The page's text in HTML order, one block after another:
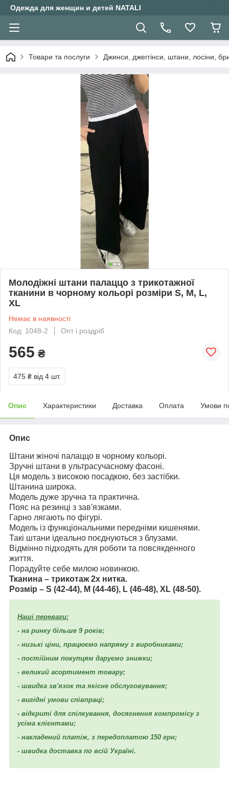
Одежда для женщин и детей NATALI
Товари та послуги Джинси, джеггінси, штани, лосіни,
Молодіжні штани палаццо з трикотажної
тканини в чорному кольорі розміри S, M, L,
XL
Немає в наявності
Код: 1048-2
Опт і роздріб
565 ₴
475 ₴ від 4 шт.
Опис Характеристики Доставка Оплата Умови
Опис
Штани жіночі палаццо в чорному кольорі.
Зручні штани в ультрасучасному фасоні.
Ця модель з високою посадкою, без застібки.
Штанина широка.
Модель дуже зручна та практична.
Пояс на резинці з зав'язками.
Гарно лягають по фігурі.
Модель із функціональними передніми кишенями.
Такі штани ідеально поєднуються з блузами.
Відмінно підходять для роботи та повсякденного
життя.
Порадуйте себе милою новинкою.
Тканина – трикотаж 2х нитка.
Розмір – S (42-44), M (44-46), L (46-48), XL (48-50).
Наші переваги:
- на ринку більше 9 років;
- низькі ціни, працюємо напряму з виробниками;
- постійним покупцям даруємо знижки;
- великий асортимент товару;
- швидка зв'язок та якісне обслуговування;
- вигідні умови співпраці;
- відкриті для спілкування, досягнення компромісу з
усіма клієнтами;
- накладений платіж, з передоплатою 150 грн;
- швидка доставка по всій Україні.